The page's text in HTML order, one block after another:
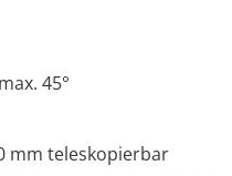
45°
mm teleskopierbar